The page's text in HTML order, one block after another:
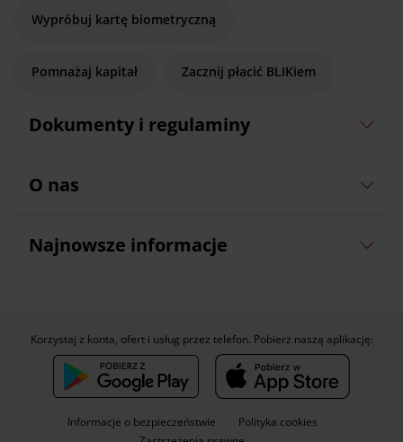
Wypróbuj kartę biometryczną
Pomnażaj kapitał Zacznij płacić BLIKiem
Dokumenty i regulaminy
O nas
Najnowsze informacje
Informacje o bezpieczeństwie
Polityka cookies
Korzystaj z konta, ofert i usług przez telefon. Pobierz naszą aplikację: